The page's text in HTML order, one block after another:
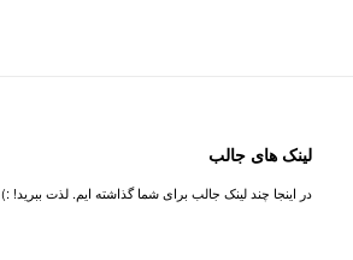
لینک های جالب
در اینجا چند لینک جالب برای شما گذاشته ایم. لذت ببرید! :)